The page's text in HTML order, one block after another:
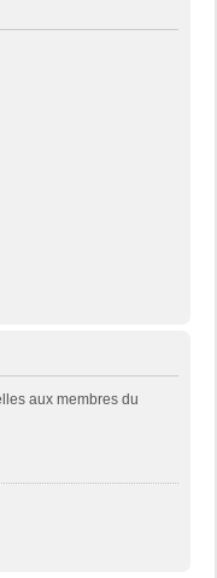
aux membres du